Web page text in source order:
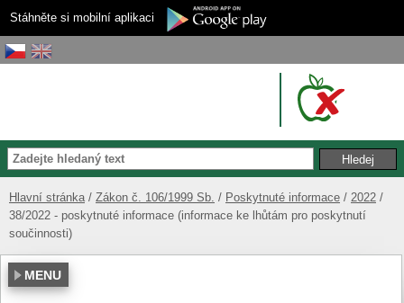
Stáhněte si mobilní aplikaci
Hlavní stránka Zákon č. 106/1999 Sb. Poskytnuté informace
2022
38/2022 - poskytnuté informace (informace ke lhůtám pro poskytnutí
součinnosti)
MENU